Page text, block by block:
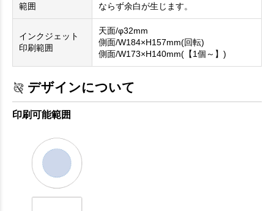
範囲
ならず余白が生じます。
インクジェット
印刷範囲
天面/φ32mm
側面/W184×H157mm(回転)
側面/W173×H140mm(【1個～】)
デザインについて
印刷可能範囲